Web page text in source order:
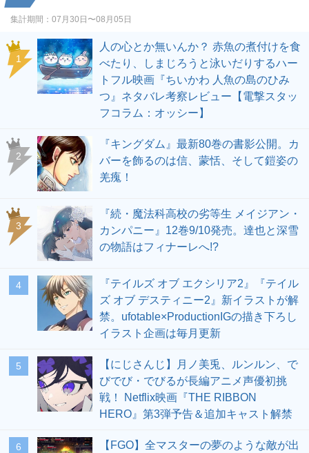
集計期間： 07月30日〜08月05日
1
人の心とか無いんか？ 赤魚の煮付けを食
べたり、しまじろうと泳いだりするハー
トフル映画『ちいかわ 人魚の島のひみ
つ』ネタバレ考察レビュー【電撃スタッ
フコラム：オッシー】
2
『キングダム』最新80巻の書影公開。カ
バーを飾るのは信、蒙恬、そして鎧姿の
羌瘣！
3
『続・魔法科高校の劣等生 メイジアン・
カンパニー』12巻9/10発売。達也と深雪
の物語はフィナーレへ!?
4
『テイルズ オブ エクシリア2』『テイル
ズ オブ デスティニー2』新イラストが解
禁。ufotable×ProductionIGの描き下ろし
イラスト企画は毎月更新
5
【にじさんじ】月ノ美兎、ルンルン、で
びでび・でびるが長編アニメ声優初挑
戦！ Netflix映画『THE RIBBON
HERO』第3弾予告＆追加キャスト解禁
6
【FGO】全マスターの夢のような敵が出